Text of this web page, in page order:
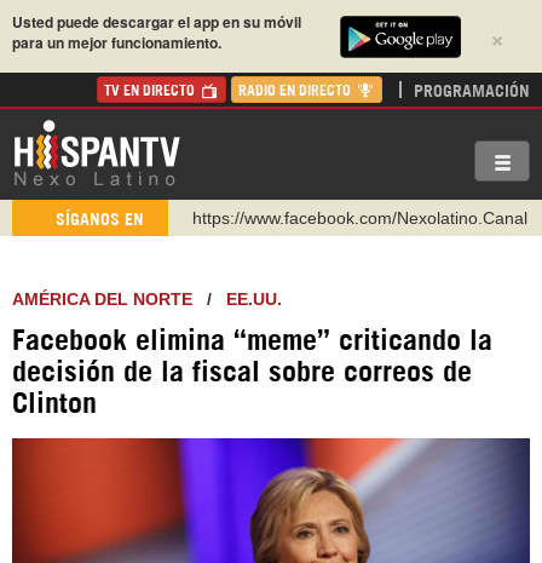
×
Usted puede descargar el app en su móvil
para un mejor funcionamiento.
TV EN DIRECTO RADIO EN DIRECTO PROGRAMACIÓN
SÍGANOS EN
https://www.facebook.com/Nexolatino.Canal
http://twitter.com/nexo_latino
https://t.me/hispantvcanal
https://urmedium.com/c/hispantv
Instagram como: hispan_tv
AMÉRICA DEL NORTE / EE.UU.
Facebook elimina “meme” criticando la
decisión de la fiscal sobre correos de
Clinton